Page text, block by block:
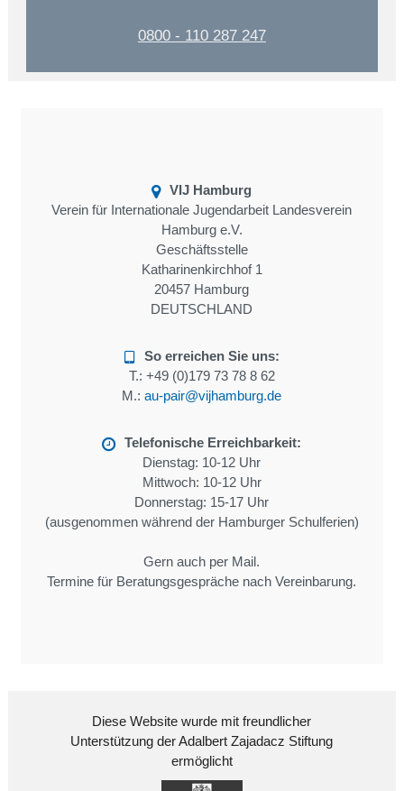
0800 - 110 287 247
VIJ Hamburg
Verein für Internationale Jugendarbeit Landesverein
Hamburg e.V.
Geschäftsstelle
Katharinenkirchhof 1
20457 Hamburg
DEUTSCHLAND
So erreichen Sie uns:
T.: +49 (0)179 73 78 8 62
M.:au-pair@vijhamburg.de
Telefonische Erreichbarkeit:
Dienstag: 10-12 Uhr
Mittwoch: 10-12 Uhr
Donnerstag: 15-17 Uhr
(ausgenommen während der Hamburger Schulferien)
Gern auch per Mail.
Termine für Beratungsgespräche nach Vereinbarung.
Diese Website wurde mit freundlicher
Unterstützung der Adalbert Zajadacz Stiftung
ermöglicht